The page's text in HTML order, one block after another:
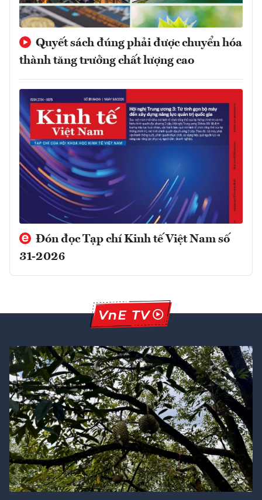
Quyết sách đúng phải được chuyển hóa
thành tăng trưởng chất lượng cao
Đón đọc Tạp chí Kinh tế Việt Nam số
31-2026